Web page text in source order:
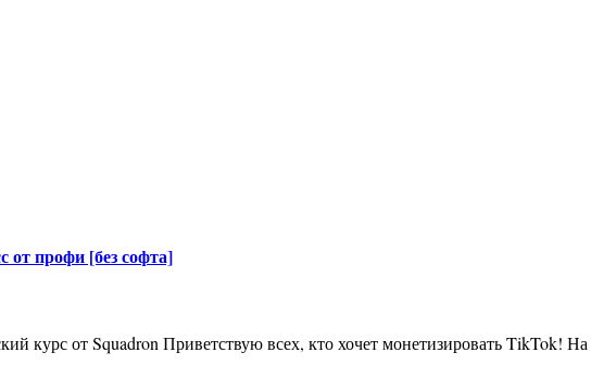
от профи [без софта]